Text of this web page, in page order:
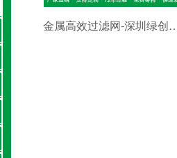
金属高效过滤网-